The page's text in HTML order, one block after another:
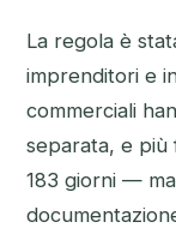
La regola è
imprenditori e
commerciali
separata, e più
183 giorni —